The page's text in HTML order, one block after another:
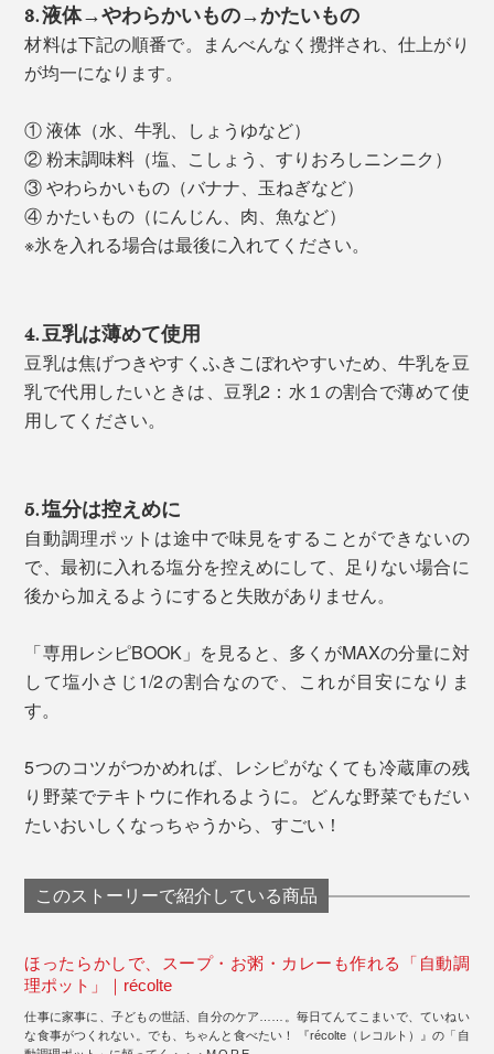
3. 液体→やわらかいもの→かたいもの
材料は下記の順番で。まんべんなく攪拌され、仕上がり
が均一になります。
① 液体（水、牛乳、しょうゆなど）
② 粉末調味料（塩、こしょう、すりおろしニンニク）
③ やわらかいもの（バナナ、玉ねぎなど）
④ かたいもの（にんじん、肉、魚など）
※氷を入れる場合は最後に入れてください。
4. 豆乳は薄めて使用
豆乳は焦げつきやすくふきこぼれやすいため、牛乳を豆
乳で代用したいときは、豆乳2：水１の割合で薄めて使
用してください。
5. 塩分は控えめに
自動調理ポットは途中で味見をすることができないの
で、最初に入れる塩分を控えめにして、足りない場合に
後から加えるようにすると失敗がありません。
「専用レシピBOOK」を見ると、多くがMAXの分量に対
して塩小さじ1/2の割合なので、これが目安になりま
す。
5つのコツがつかめれば、レシピがなくても冷蔵庫の残
り野菜でテキトウに作れるように。どんな野菜でもだい
たいおいしくなっちゃうから、すごい！
このストーリーで紹介している商品
ほったらかしで、スープ・お粥・カレーも作れる「自動調
理ポット」｜récolte
仕事に家事に、子どもの世話、自分のケア……。毎日てんてこまいで、ていねい
な食事がつくれない。でも、ちゃんと食べたい！ 『récolte（レコルト）』の「自